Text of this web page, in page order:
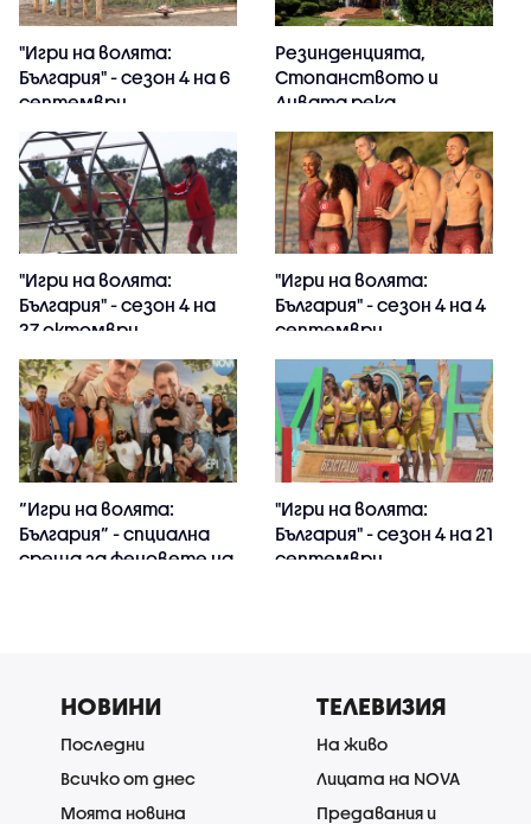
"Игри на волята:
България" - сезон 4 на 6
септември
Резинденцията,
Стопанството и
Дивата река
"Игри на волята:
България" - сезон 4 на
27 октомври
"Игри на волята:
България" - сезон 4 на 4
септември
“Игри на волята:
България” - спциална
среща за феновете на
"Игри на волята:
България" - сезон 4 на 21
септември
НОВИНИ
Последни
Всичко от днес
Моята новина
ТЕЛЕВИЗИЯ
На живо
Лицата на NOVA
Предавания и